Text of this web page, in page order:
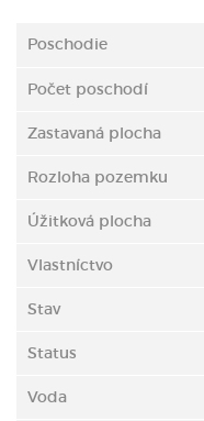
Poschodie
Počet poschodí
Zastavaná plocha
Rozloha pozemku
Úžitková plocha
Vlastníctvo
Stav
Status
Voda